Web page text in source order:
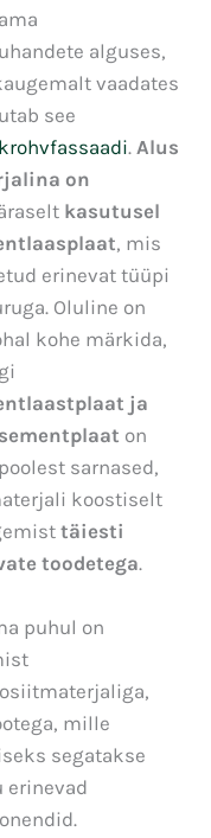
alguses,
vaadates
see
krohvfassaadi. Alus
on
kasutusel
, mis
erinevat tüüpi
Oluline on
kohe märkida,
ja
on
sarnased,
koostiselt
täiesti
toodetega.
puhul on
mille
segatakse
erinevad